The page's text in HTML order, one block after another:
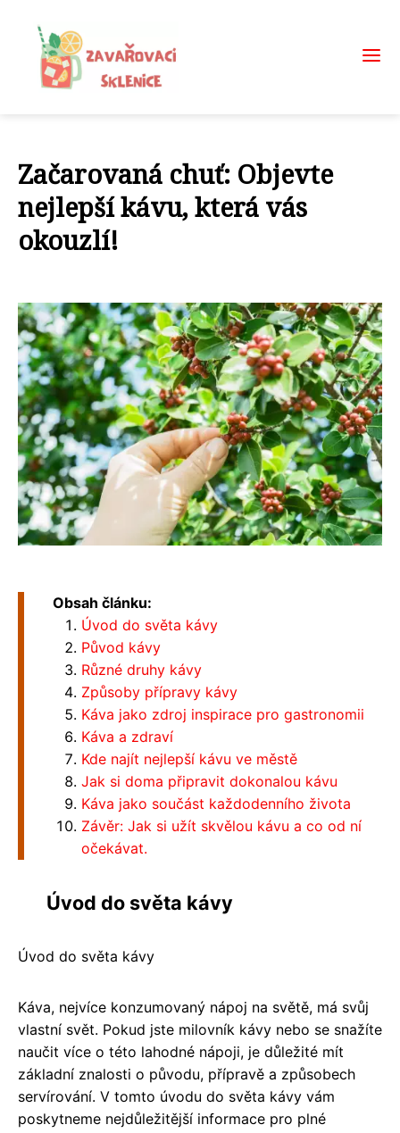
Začarovaná chuť: Objevte
nejlepší kávu, která vás
okouzlí!
Obsah článku:
Úvod do světa kávy
Původ kávy
Různé druhy kávy
Způsoby přípravy kávy
Káva jako zdroj inspirace pro gastronomii
Káva a zdraví
Kde najít nejlepší kávu ve městě
Jak si doma připravit dokonalou kávu
Káva jako součást každodenního života
Závěr: Jak si užít skvělou kávu a co od ní
očekávat.
Úvod do světa kávy
Úvod do světa kávy
Káva, nejvíce konzumovaný nápoj na světě, má svůj
vlastní svět. Pokud jste milovník kávy nebo se snažíte
naučit více o této lahodné nápoji, je důležité mít
základní znalosti o původu, přípravě a způsobech
servírování. V tomto úvodu do světa kávy vám
poskytneme nejdůležitější informace pro plné